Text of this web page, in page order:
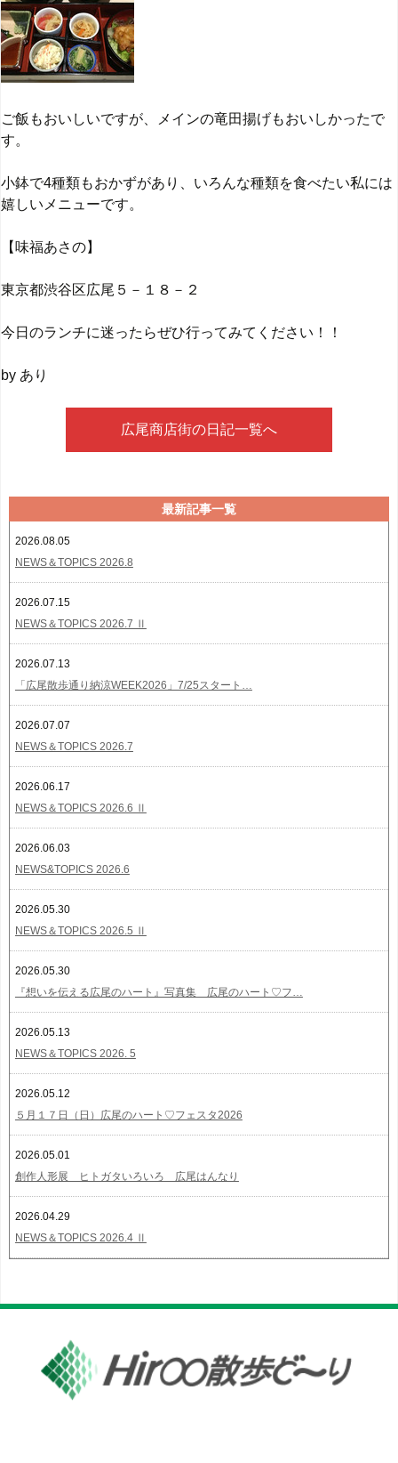
ご飯もおいしいですが、メインの竜田揚げもおいしかったで
す。
小鉢で4種類もおかずがあり、いろんな種類を食べたい私には
嬉しいメニューです。
【味福あさの】
東京都渋谷区広尾５－１８－２
今日のランチに迷ったらぜひ行ってみてください！！
by あり
広尾商店街の日記一覧へ
最新記事一覧
2026.08.05
NEWS＆TOPICS 2026.8
2026.07.15
NEWS＆TOPICS 2026.7 Ⅱ
2026.07.13
「広尾散歩通り納涼WEEK2026」7/25スタート…
2026.07.07
NEWS＆TOPICS 2026.7
2026.06.17
NEWS＆TOPICS 2026.6 Ⅱ
2026.06.03
NEWS&TOPICS 2026.6
2026.05.30
NEWS＆TOPICS 2026.5 Ⅱ
2026.05.30
『想いを伝える広尾のハート』写真集 広尾のハート♡フ…
2026.05.13
NEWS＆TOPICS 2026. 5
2026.05.12
５月１７日（日）広尾のハート♡フェスタ2026
2026.05.01
創作人形展 ヒトガタいろいろ 広尾はんなり
2026.04.29
NEWS＆TOPICS 2026.4 Ⅱ